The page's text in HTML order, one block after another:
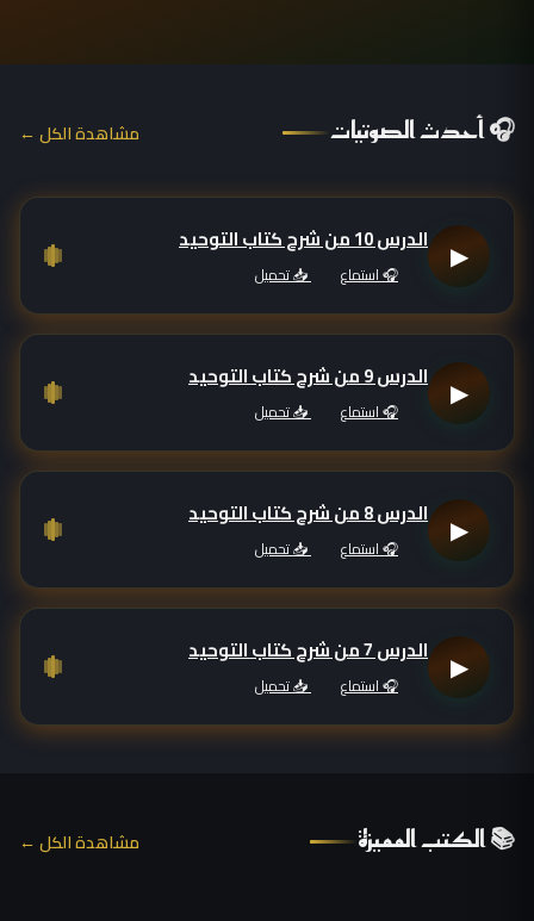
🎧 أحدث الصوتيات مشاهدة الكل ←
▶ الدرس 10 من شرح كتاب التوحيد
🎧 استماع 📥 تحميل
▶ الدرس 9 من شرح كتاب التوحيد
🎧 استماع 📥 تحميل
▶ الدرس 8 من شرح كتاب التوحيد
🎧 استماع 📥 تحميل
▶ الدرس 7 من شرح كتاب التوحيد
🎧 استماع 📥 تحميل
📚 الكتب المميزة مشاهدة الكل ←